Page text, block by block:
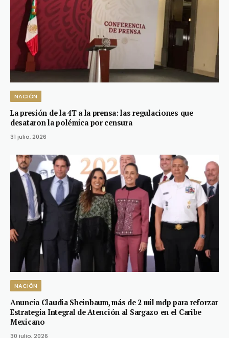
NACIÓN
La presión de la 4T a la prensa: las regulaciones que
desataron la polémica por censura
31 julio, 2026
NACIÓN
Anuncia Claudia Sheinbaum, más de 2 mil mdp para reforzar
Estrategia Integral de Atención al Sargazo en el Caribe
Mexicano
30 julio, 2026